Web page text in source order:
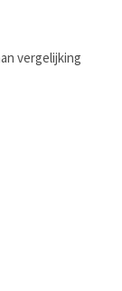
vergelijking